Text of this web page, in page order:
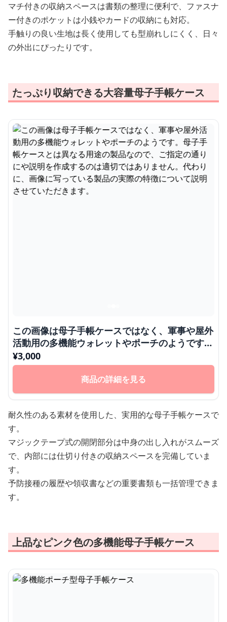
マチ付きの収納スペースは書類の整理に便利で、ファスナ
ー付きのポケットは小銭やカードの収納にも対応。
手触りの良い生地は長く使用しても型崩れしにくく、日々
の外出にぴったりです。
たっぷり収納できる大容量母子手帳ケース
この画像は母子手帳ケースではなく、軍事や屋外
活動用の多機能ウォレットやポーチのようです。
母子手帳ケースとは異なる用途の製品なので、ご
指定の通りにや説明を作成するのは適切ではあり
ません。代わりに、画像に写っている製品の実際
の特徴について説明させていただきます。
¥3,000
商品の詳細を見る
耐久性のある素材を使用した、実用的な母子手帳ケースで
す。
マジックテープ式の開閉部分は中身の出し入れがスムーズ
で、内部には仕切り付きの収納スペースを完備していま
す。
予防接種の履歴や領収書などの重要書類も一括管理できま
す。
上品なピンク色の多機能母子手帳ケース